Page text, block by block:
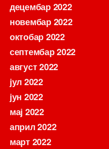
децембар 2022
новембар 2022
октобар 2022
септембар 2022
август 2022
јул 2022
јун 2022
мај 2022
април 2022
март 2022